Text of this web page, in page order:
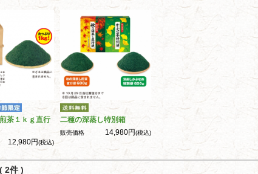
茶１ｋｇ直行
12,980円(税込)
二種の深蒸し特別箱
販売価格 14,980円(税込)
2件 )